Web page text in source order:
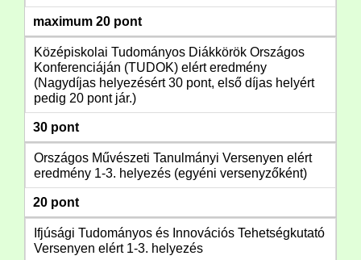
maximum 20 pont
Középiskolai Tudományos Diákkörök Országos
Konferenciáján (TUDOK) elért eredmény
(Nagydíjas helyezésért 30 pont, első díjas helyért
pedig 20 pont jár.)
30 pont
Országos Művészeti Tanulmányi Versenyen elért
eredmény 1-3. helyezés (egyéni versenyzőként)
20 pont
Ifjúsági Tudományos és Innovációs Tehetségkutató
Versenyen elért 1-3. helyezés